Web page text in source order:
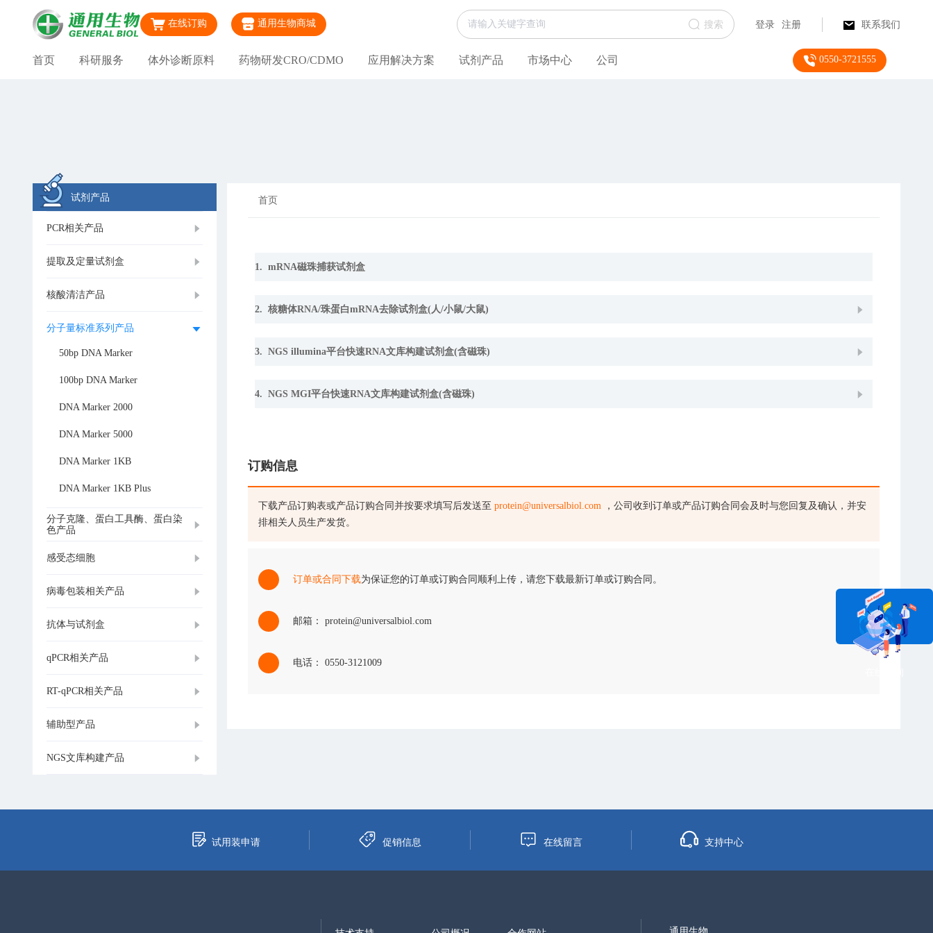
在线订购 通用生物商城 搜索 登录 注册 联系我们
首页 科研服务 体外诊断原料 药物研发CRO/CDMO 应用解决方案 试剂产品 市场中心 公司 0550-3721555
试剂产品
PCR相关产品
提取及定量试剂盒
核酸清洁产品
分子量标准系列产品
50bp DNA Marker
100bp DNA Marker
DNA Marker 2000
DNA Marker 5000
DNA Marker 1KB
DNA Marker 1KB Plus
分子克隆、蛋白工具酶、蛋白染
色产品
感受态细胞
病毒包装相关产品
抗体与试剂盒
qPCR相关产品
RT-qPCR相关产品
辅助型产品
NGS文库构建产品
首页
1. mRNA磁珠捕获试剂盒
2. 核糖体RNA/珠蛋白mRNA去除试剂盒(人/小鼠/大鼠)
3. NGS illumina平台快速RNA文库构建试剂盒(含磁珠)
4. NGS MGI平台快速RNA文库构建试剂盒(含磁珠)
订购信息
下载产品订购表或产品订购合同并按要求填写后发送至 protein@universalbiol.com ，公司收到订单或产品订购合同会及时与您回复及确认，并安
排相关人员生产发货。
订单或合同下载为保证您的订单或订购合同顺利上传，请您下载最新订单或订购合同。
邮箱： protein@universalbiol.com
电话： 0550-3121009
试用装申请 促销信息 在线留言 支持中心